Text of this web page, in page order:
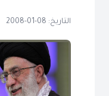
التاريخ: 08-01-2008